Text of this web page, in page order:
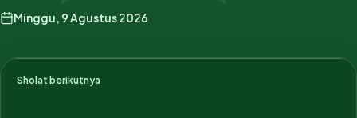
Minggu, 9 Agustus 2026
Sholat berikutnya